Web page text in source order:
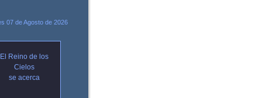
07 de Agosto de 2026
El Reino de los
Cielos
se acerca